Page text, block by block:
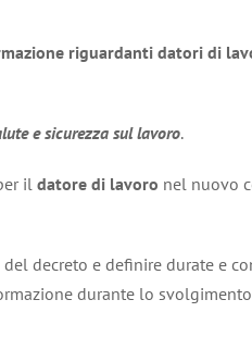
riguardanti datori di
e sicurezza sul lavoro.
il datore di lavoro nel nuovo
decreto e definire durate e
durante lo